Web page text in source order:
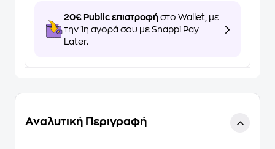
20€ Public επιστροφή στο Wallet, με
την 1η αγορά σου με Snappi Pay
Later.
Αναλυτική Περιγραφή